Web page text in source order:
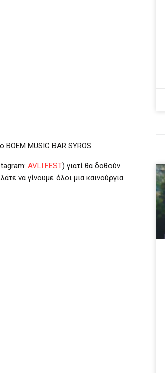
BOEM MUSIC BAR SYROS
: AVLI.FEST) γιατί θα δοθούν
να γίνουμε όλοι μια καινούργια